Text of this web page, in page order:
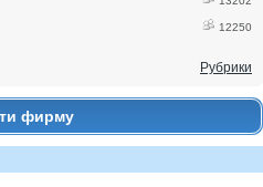
12250
Рубрики
фирму